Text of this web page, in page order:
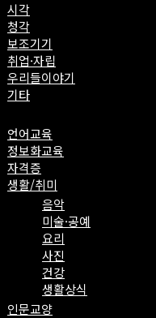
시각
청각
보조기기
취업·자립
우리들이야기
기타
언어교육
정보화교육
자격증
생활/취미
음악
미술·공예
요리
사진
건강
생활상식
인문교양